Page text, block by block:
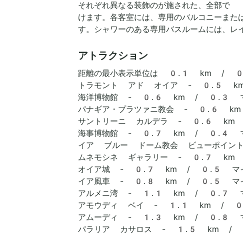
それぞれ異なる装飾のが施された、全部
けます。各客室には、専用のバルコニーま
す。シャワーのある専用バスルームには、
アトラクション
距離の最小表示単位は 0.1 km /
トラモント アド オイア - 0.5
海洋博物館 - 0.6 km / 0.3 マ
パナギア・プラツァニ教会 - 0.6
サントリーニ カルデラ - 0.6
海事博物館 - 0.7 km / 0.4 マ
イア ブルー ドーム教会 ビュー
ムネモシネ ギャラリー - 0.7
オイア城 - 0.7 km / 0.5 マ
イア風車 - 0.8 km / 0.5 マ
アルメニ湾 - 1.1 km / 0.7 マ
アモウディ ベイ - 1.1 km /
アムーディ - 1.3 km / 0.8 マ
パラリア カサロス - 1.5 km /